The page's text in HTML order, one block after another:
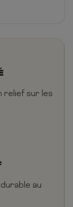
relief sur les
au